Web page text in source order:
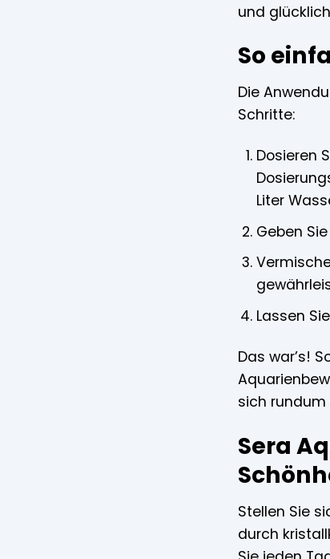
und
So
Die
Schritte:
Dosieren
Liter
Geben
Lassen
Das war’s!
sich rundum
Sera
Stellen Sie
durch